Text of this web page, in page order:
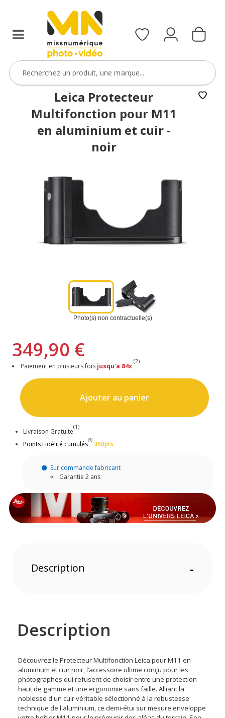
Leica Protecteur
Multifonction pour M11
en aluminium et cuir -
noir
Photo(s) non contractuelle(s)
349,90 €
Paiement en plusieurs fois jusqu'a 84x
(2)
Ajouter au panier
Livraison Gratuite
(1)
Points Fidélité cumulés
(3)
350pts
Sur commande fabricant
Garantie 2 ans
Description -
Description
Découvrez le Protecteur Multifonction Leica pour M11 en
aluminium et cuir noir, l’accessoire ultime conçu pour les
photographes qui refusent de choisir entre une protection
haut de gamme et une ergonomie sans faille. Alliant la
noblesse d'un cuir véritable sélectionné à la robustesse
technique de l'aluminium, ce demi-étui sur mesure enveloppe